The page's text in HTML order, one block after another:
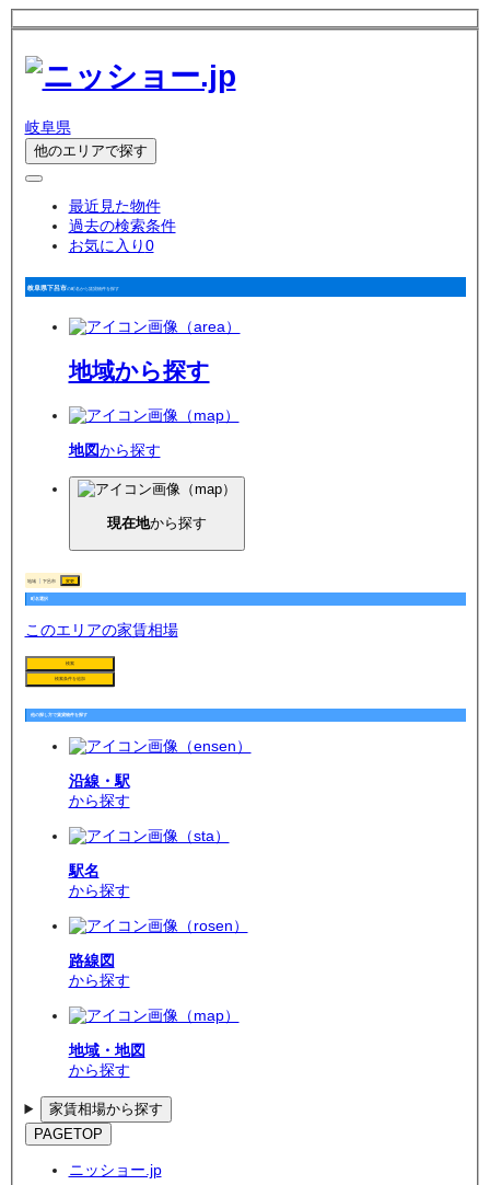
岐阜県
他のエリアで探す
最近見た物件
過去の検索条件
お気に入り0
岐阜県下呂市の町名から賃貸物件を探す
地域から探す
地図から探す
現在地から探す
地域 下呂市 変更
町名選択
このエリアの家賃相場
検索
検索条件を追加
他の探し方で賃貸物件を探す
沿線・駅
から探す
駅名
から探す
路線図
から探す
地域・地図
から探す
家賃相場から探す
PAGETOP
ニッショー.jp